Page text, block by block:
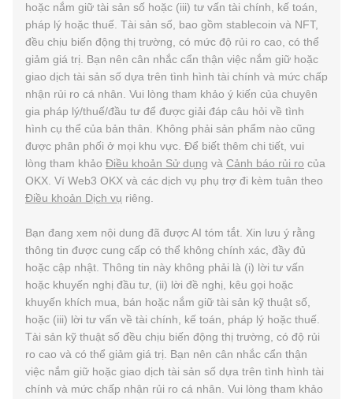
hoặc nắm giữ tài sản số hoặc (iii) tư vấn tài chính, kế toán,
pháp lý hoặc thuế. Tài sản số, bao gồm stablecoin và NFT,
đều chịu biến động thị trường, có mức độ rủi ro cao, có thể
giảm giá trị. Bạn nên cân nhắc cẩn thận việc nắm giữ hoặc
giao dịch tài sản số dựa trên tình hình tài chính và mức chấp
nhận rủi ro cá nhân. Vui lòng tham khảo ý kiến của chuyên
gia pháp lý/thuế/đầu tư để được giải đáp câu hỏi về tình
hình cụ thể của bản thân. Không phải sản phẩm nào cũng
được phân phối ở mọi khu vực. Để biết thêm chi tiết, vui
lòng tham khảo Điều khoản Sử dụng và Cảnh báo rủi ro của
OKX. Ví Web3 OKX và các dịch vụ phụ trợ đi kèm tuân theo
Điều khoản Dịch vụ riêng.
Bạn đang xem nội dung đã được AI tóm tắt. Xin lưu ý rằng
thông tin được cung cấp có thể không chính xác, đầy đủ
hoặc cập nhật. Thông tin này không phải là (i) lời tư vấn
hoặc khuyến nghị đầu tư, (ii) lời đề nghị, kêu gọi hoặc
khuyến khích mua, bán hoặc nắm giữ tài sản kỹ thuật số,
hoặc (iii) lời tư vấn về tài chính, kế toán, pháp lý hoặc thuế.
Tài sản kỹ thuật số đều chịu biến động thị trường, có độ rủi
ro cao và có thể giảm giá trị. Bạn nên cân nhắc cẩn thận
việc nắm giữ hoặc giao dịch tài sản số dựa trên tình hình tài
chính và mức chấp nhận rủi ro cá nhân. Vui lòng tham khảo